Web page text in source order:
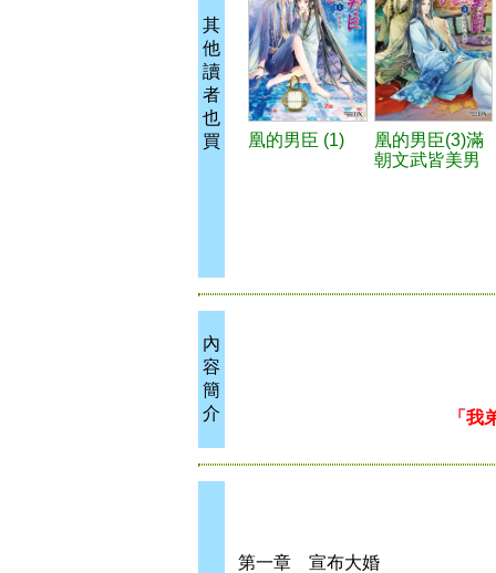
其
他
讀
者
也
買
凰的男臣 (1)
凰的男臣(3)滿
朝文武皆美男
內
容
簡
介
「我
第一章 宣布大婚